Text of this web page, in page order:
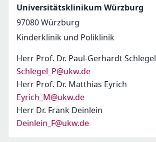
Universitätsklinikum Würzburg
97080Würzburg
Kinderklinik und Poliklinik
Herr Prof. Dr. Paul-Gerhardt Schlegel
Schlegel_P@ukw.de
Herr Prof. Dr. Matthias Eyrich
Eyrich_M@ukw.de
Herr Dr. Frank Deinlein
Deinlein_F@ukw.de